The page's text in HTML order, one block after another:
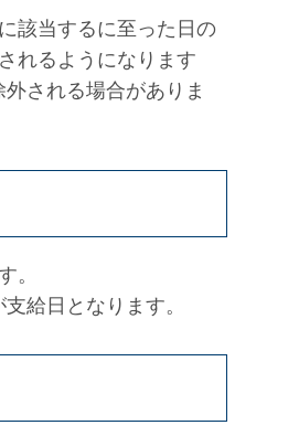
該当するに至った日の
れるようになります
される場合がありま
。
給日となります。